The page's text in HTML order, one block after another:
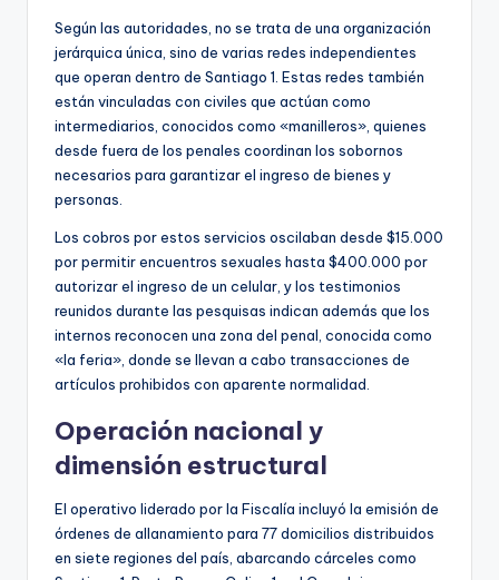
Según las autoridades, no se trata de una organización
jerárquica única, sino de varias redes independientes
que operan dentro de Santiago 1. Estas redes también
están vinculadas con civiles que actúan como
intermediarios, conocidos como «manilleros», quienes
desde fuera de los penales coordinan los sobornos
necesarios para garantizar el ingreso de bienes y
personas.
Los cobros por estos servicios oscilaban desde $15.000
por permitir encuentros sexuales hasta $400.000 por
autorizar el ingreso de un celular, y los testimonios
reunidos durante las pesquisas indican además que los
internos reconocen una zona del penal, conocida como
«la feria», donde se llevan a cabo transacciones de
artículos prohibidos con aparente normalidad.
Operación nacional y
dimensión estructural
El operativo liderado por la Fiscalía incluyó la emisión de
órdenes de allanamiento para 77 domicilios distribuidos
en siete regiones del país, abarcando cárceles como